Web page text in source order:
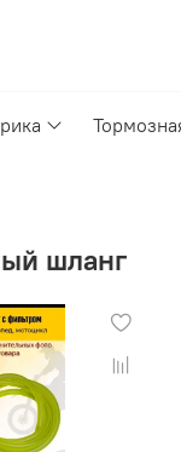
шланг